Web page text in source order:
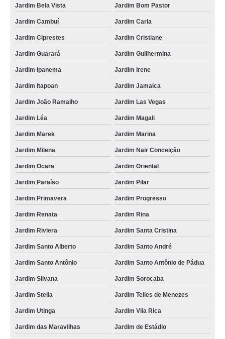
Jardim Bela Vista Jardim Bom Pastor
Jardim Cambuí Jardim Carla
Jardim Ciprestes Jardim Cristiane
Jardim Guarará Jardim Guilhermina
Jardim Ipanema Jardim Irene
Jardim Itapoan Jardim Jamaica
Jardim João Ramalho Jardim Las Vegas
Jardim Léa Jardim Magali
Jardim Marek Jardim Marina
Jardim Milena Jardim Nair Conceição
Jardim Ocara Jardim Oriental
Jardim Paraíso Jardim Pilar
Jardim Primavera Jardim Progresso
Jardim Renata Jardim Rina
Jardim Riviera Jardim Santa Cristina
Jardim Santo Alberto Jardim Santo André
Jardim Santo Antônio Jardim Santo Antônio de Pádua
Jardim Silvana Jardim Sorocaba
Jardim Stella Jardim Telles de Menezes
Jardim Utinga Jardim Vila Rica
Jardim das Maravilhas Jardim de Estádio